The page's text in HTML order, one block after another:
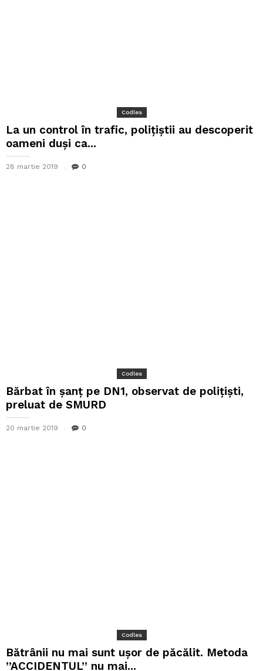
Codlea
La un control în trafic, polițiștii au descoperit
oameni duși ca...
28 martie 2019 0
Codlea
Bărbat în șanț pe DN1, observat de polițiști,
preluat de SMURD
20 martie 2019 0
Codlea
Bătrânii nu mai sunt ușor de păcălit. Metoda
”ACCIDENTUL” nu mai...